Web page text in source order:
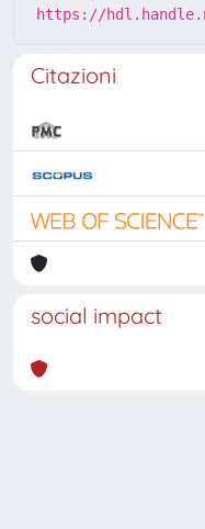
https://
Citazioni
social impact